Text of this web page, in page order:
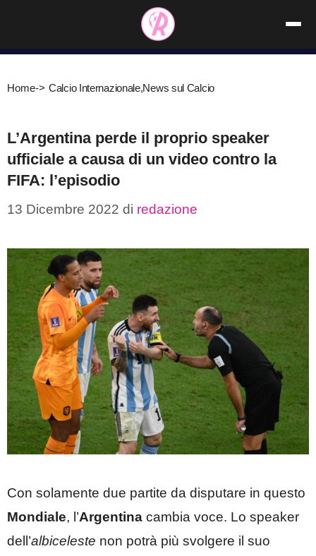
contenuto
Home-> Calcio Internazionale,News sul Calcio
L’Argentina perde il proprio speaker
ufficiale a causa di un video contro la
FIFA: l’episodio
13 Dicembre 2022 di redazione
Con solamente due partite da disputare in questo
Mondiale, l’Argentina cambia voce. Lo speaker
dell’albiceleste non potrà più svolgere il suo